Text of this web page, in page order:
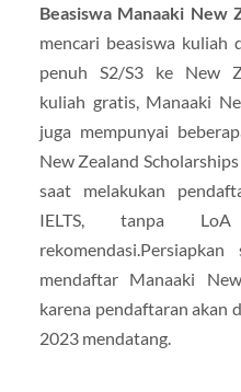
Beasiswa Manaaki New
mencari beasiswa kuliah
penuh S2/S3 ke New
kuliah gratis, Manaaki
juga mempunyai
New Zealand
saat melakukan
IELTS, tanpa
mendaftar Manaaki
karena pendaftaran akan
2023 mendatang.